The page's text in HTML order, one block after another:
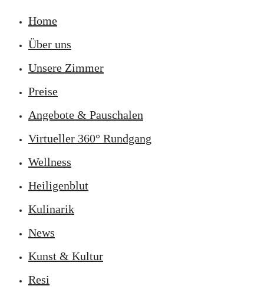
Home
Über uns
Unsere Zimmer
Preise
Angebote & Pauschalen
Virtueller 360° Rundgang
Wellness
Heiligenblut
Kulinarik
News
Kunst & Kultur
Resi